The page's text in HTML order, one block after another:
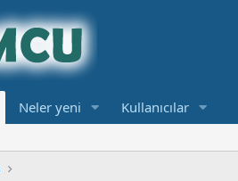
Neler yeni Kullanıcılar